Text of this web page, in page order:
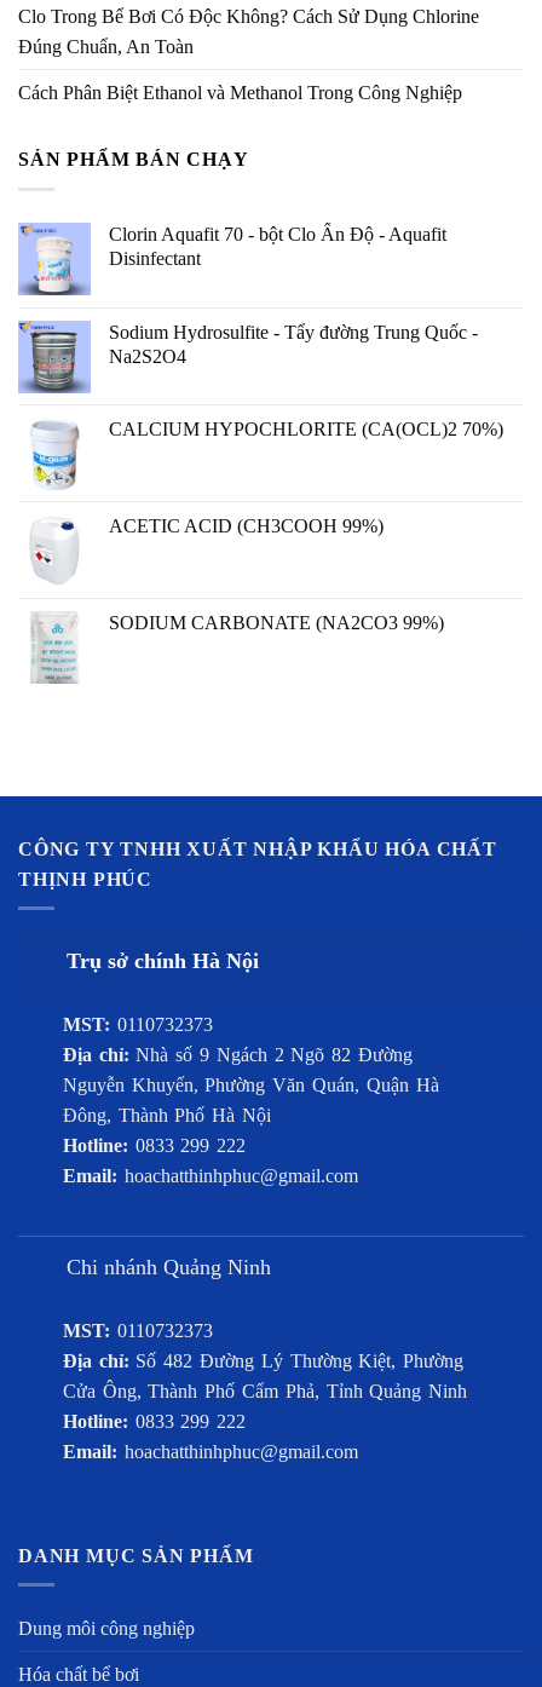
Clo Trong Bể Bơi Có Độc Không? Cách Sử Dụng Chlorine
Đúng Chuẩn, An Toàn
Cách Phân Biệt Ethanol và Methanol Trong Công Nghiệp
SẢN PHẨM BÁN CHẠY
Clorin Aquafit 70 - bột Clo Ấn Độ - Aquafit
Disinfectant
Sodium Hydrosulfite - Tẩy đường Trung Quốc -
Na2S2O4
CALCIUM HYPOCHLORITE (CA(OCL)2 70%)
ACETIC ACID (CH3COOH 99%)
SODIUM CARBONATE (NA2CO3 99%)
CÔNG TY TNHH XUẤT NHẬP KHẨU HÓA CHẤT
THỊNH PHÚC
Trụ sở chính Hà Nội
MST: 0110732373
Địa chỉ:Nhà số 9 Ngách 2 Ngõ 82 Đường
Nguyễn Khuyến, Phường Văn Quán, Quận Hà
Đông, Thành Phố Hà Nội
Hotline: 0833 299 222
Email: hoachatthinhphuc@gmail.com
Chi nhánh Quảng Ninh
MST: 0110732373
Địa chỉ: Số 482 Đường Lý Thường Kiệt, Phường
Cửa Ông, Thành Phố Cẩm Phả, Tỉnh Quảng Ninh
Hotline: 0833 299 222
Email: hoachatthinhphuc@gmail.com
DANH MỤC SẢN PHẨM
Dung môi công nghiệp
Hóa chất bể bơi